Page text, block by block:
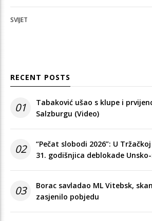
SVIJET
RECENT POSTS
01
Tabaković ušao s klupe i
Salzburgu (Video)
02
“Pečat slobodi 2026”: U
31. godišnjica deblokade
03
Borac savladao ML Vitebsk,
zasjenilo pobjedu